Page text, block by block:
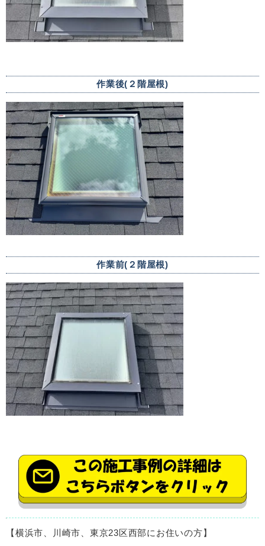
作業後(２階屋根)
作業前(２階屋根)
【横浜市、川崎市、東京23区西部にお住いの方】